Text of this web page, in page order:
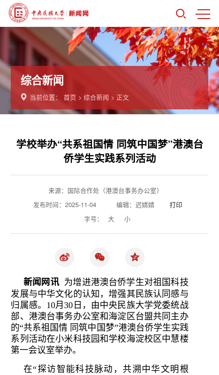
综合新闻
当前位置：首页 >综合新闻 > 正文
学校举办“共系祖国情 同筑中国梦”港澳台
侨学生实践系列活动
来源：国际合作处（港澳台事务办公室）
发布时间：2025-11-04
编辑：迟婧婧
打印
字号：
大 小
新闻网讯为增进港澳台侨学生对祖国科技
发展与中华文化的认知，增强其民族认同感与
归属感。10月30日，由中央民族大学党委统战
部、港澳台事务办公室和海淀区台盟共同主办
的“共系祖国情 同筑中国梦”港澳台侨学生实践
系列活动在小米科技园和学校海淀校区中慧楼
第一会议室举办。
在“探访智能科技脉动，共溯中华文明根